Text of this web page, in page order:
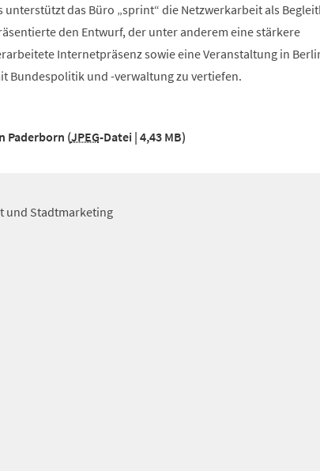
unterstützt das Büro „sprint“ die Netzwerkarbeit als
den Entwurf, der unter anderem eine stärkere
Internetpräsenz sowie eine Veranstaltung in
Bundespolitik und -verwaltung zu vertiefen.
Paderborn JPEG-Datei 4,43 MB
und Stadtmarketing